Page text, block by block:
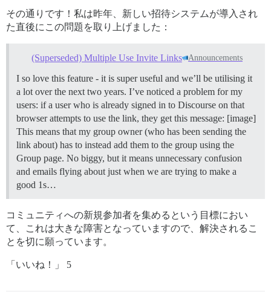
その通りです！私は昨年、新しい招待システムが導入され
た直後にこの問題を取り上げました：
(Superseded) Multiple Use Invite Links Announcements
I so love this feature - it is super useful and we’ll be utilising it
a lot over the next two years. I’ve noticed a problem for my
users: if a user who is already signed in to Discourse on that
browser attempts to use the link, they get this message: [image]
This means that my group owner (who has been sending the
link about) has to instead add them to the group using the
Group page. No biggy, but it means unnecessary confusion
and emails flying about just when we are trying to make a
good 1s…
コミュニティへの新規参加者を集めるという目標におい
て、これは大きな障害となっていますので、解決されるこ
とを切に願っています。
「いいね！」 5